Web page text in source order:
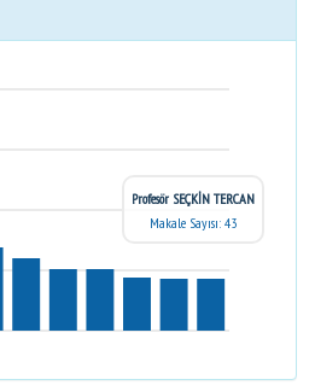
Profesör SEÇKİN TERCAN
Makale Sayısı: 43